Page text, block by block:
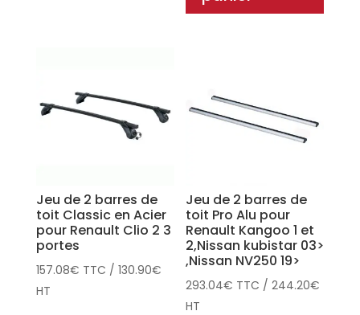
Jeu de 2 barres de
toit Classic en Acier
pour Renault Clio 2 3
portes
157.08€ TTC / 130.90€
HT
Jeu de 2 barres de
toit Pro Alu pour
Renault Kangoo 1 et
2,Nissan kubistar 03>
,Nissan NV250 19>
293.04€ TTC /244.20€
HT